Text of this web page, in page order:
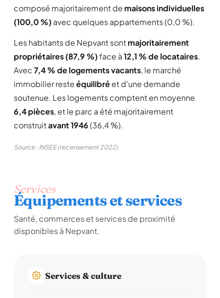
composé majoritairement de maisons individuelles
(100,0 %) avec quelques appartements (0,0 %).
Les habitants de Nepvant sontmajoritairement
propriétaires (87,9 %)face à12,1 % de locataires.
Avec7,4 % de logements vacants, le marché
immobilier resteéquilibréet d'une demande
soutenue. Les logements comptent en moyenne
6,4 pièces, et le parc a été majoritairement
construitavant 1946(36,4 %).
Source : INSEE (recensement 2022)
Services
Équipements et services
Santé, commerces et services de proximité
disponibles à Nepvant.
Services & culture